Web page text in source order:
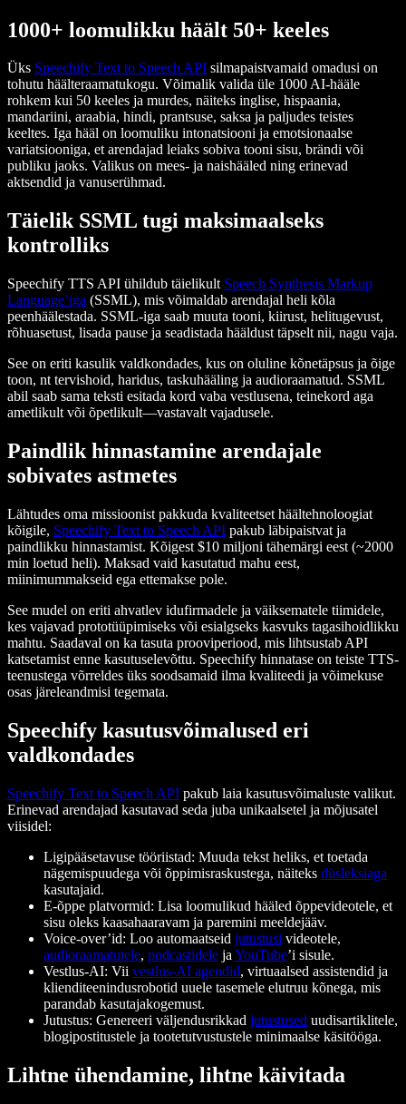
1000+ loomulikku häält 50+ keeles
Üks Speechify Text to Speech API silmapaistvamaid omadusi on
tohutu häälteraamatukogu. Võimalik valida üle 1000 AI-hääle
rohkem kui 50 keeles ja murdes, näiteks inglise, hispaania,
mandariini, araabia, hindi, prantsuse, saksa ja paljudes teistes
keeltes. Iga hääl on loomuliku intonatsiooni ja emotsionaalse
variatsiooniga, et arendajad leiaks sobiva tooni sisu, brändi või
publiku jaoks. Valikus on mees- ja naishääled ning erinevad
aktsendid ja vanuserühmad.
Täielik SSML tugi maksimaalseks
kontrolliks
Speechify TTS API ühildub täielikult Speech Synthesis Markup
Language’iga (SSML), mis võimaldab arendajal heli kõla
peenhäälestada. SSML-iga saab muuta tooni, kiirust, helitugevust,
rõhuasetust, lisada pause ja seadistada hääldust täpselt nii, nagu vaja.
See on eriti kasulik valdkondades, kus on oluline kõnetäpsus ja õige
toon, nt tervishoid, haridus, taskuhääling ja audioraamatud. SSML
abil saab sama teksti esitada kord vaba vestlusena, teinekord aga
ametlikult või õpetlikult—vastavalt vajadusele.
Paindlik hinnastamine arendajale
sobivates astmetes
Lähtudes oma missioonist pakkuda kvaliteetset häältehnoloogiat
kõigile, Speechify Text to Speech API pakub läbipaistvat ja
paindlikku hinnastamist. Kõigest $10 miljoni tähemärgi eest (~2000
min loetud heli). Maksad vaid kasutatud mahu eest,
miinimummakseid ega ettemakse pole.
See mudel on eriti ahvatlev idufirmadele ja väiksematele tiimidele,
kes vajavad prototüüpimiseks või esialgseks kasvuks tagasihoidlikku
mahtu. Saadaval on ka tasuta prooviperiood, mis lihtsustab API
katsetamist enne kasutuselevõttu. Speechify hinnatase on teiste TTS-
teenustega võrreldes üks soodsamaid ilma kvaliteedi ja võimekuse
osas järeleandmisi tegemata.
Speechify kasutusvõimalused eri
valdkondades
Speechify Text to Speech API pakub laia kasutusvõimaluste valikut.
Erinevad arendajad kasutavad seda juba unikaalsetel ja mõjusatel
viisidel:
Ligipääsetavuse tööriistad: Muuda tekst heliks, et toetada
nägemispuudega või õppimisraskustega, näiteks düsleksiaga
kasutajaid.
E-õppe platvormid: Lisa loomulikud hääled õppevideotele, et
sisu oleks kaasahaaravam ja paremini meeldejääv.
Voice-over’id: Loo automaatseid jutustusi videotele,
audioraamatutele, podcastidele ja YouTube’i sisule.
Vestlus-AI: Vii vestlus-AI agendid, virtuaalsed assistendid ja
klienditeenindusrobotid uuele tasemele elutruu kõnega, mis
parandab kasutajakogemust.
Jutustus: Genereeri väljendusrikkad jutustused uudisartiklitele,
blogipostitustele ja tootetutvustustele minimaalse käsitööga.
Lihtne ühendamine, lihtne käivitada